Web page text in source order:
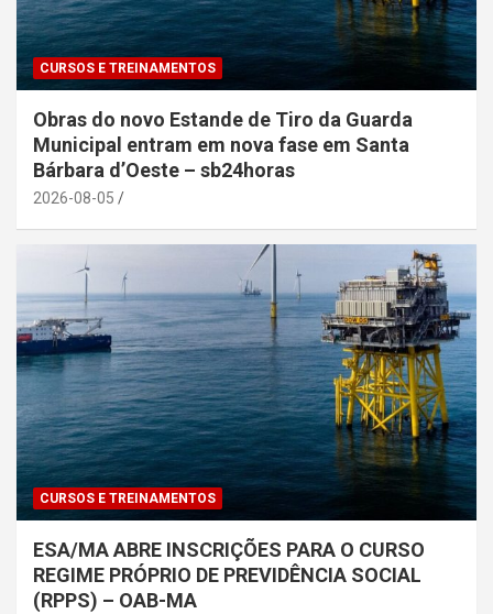
CURSOS E TREINAMENTOS
Obras do novo Estande de Tiro da Guarda
Municipal entram em nova fase em Santa
Bárbara d’Oeste – sb24horas
2026-08-05
CURSOS E TREINAMENTOS
ESA/MA ABRE INSCRIÇÕES PARA O CURSO
REGIME PRÓPRIO DE PREVIDÊNCIA SOCIAL
(RPPS) – OAB-MA